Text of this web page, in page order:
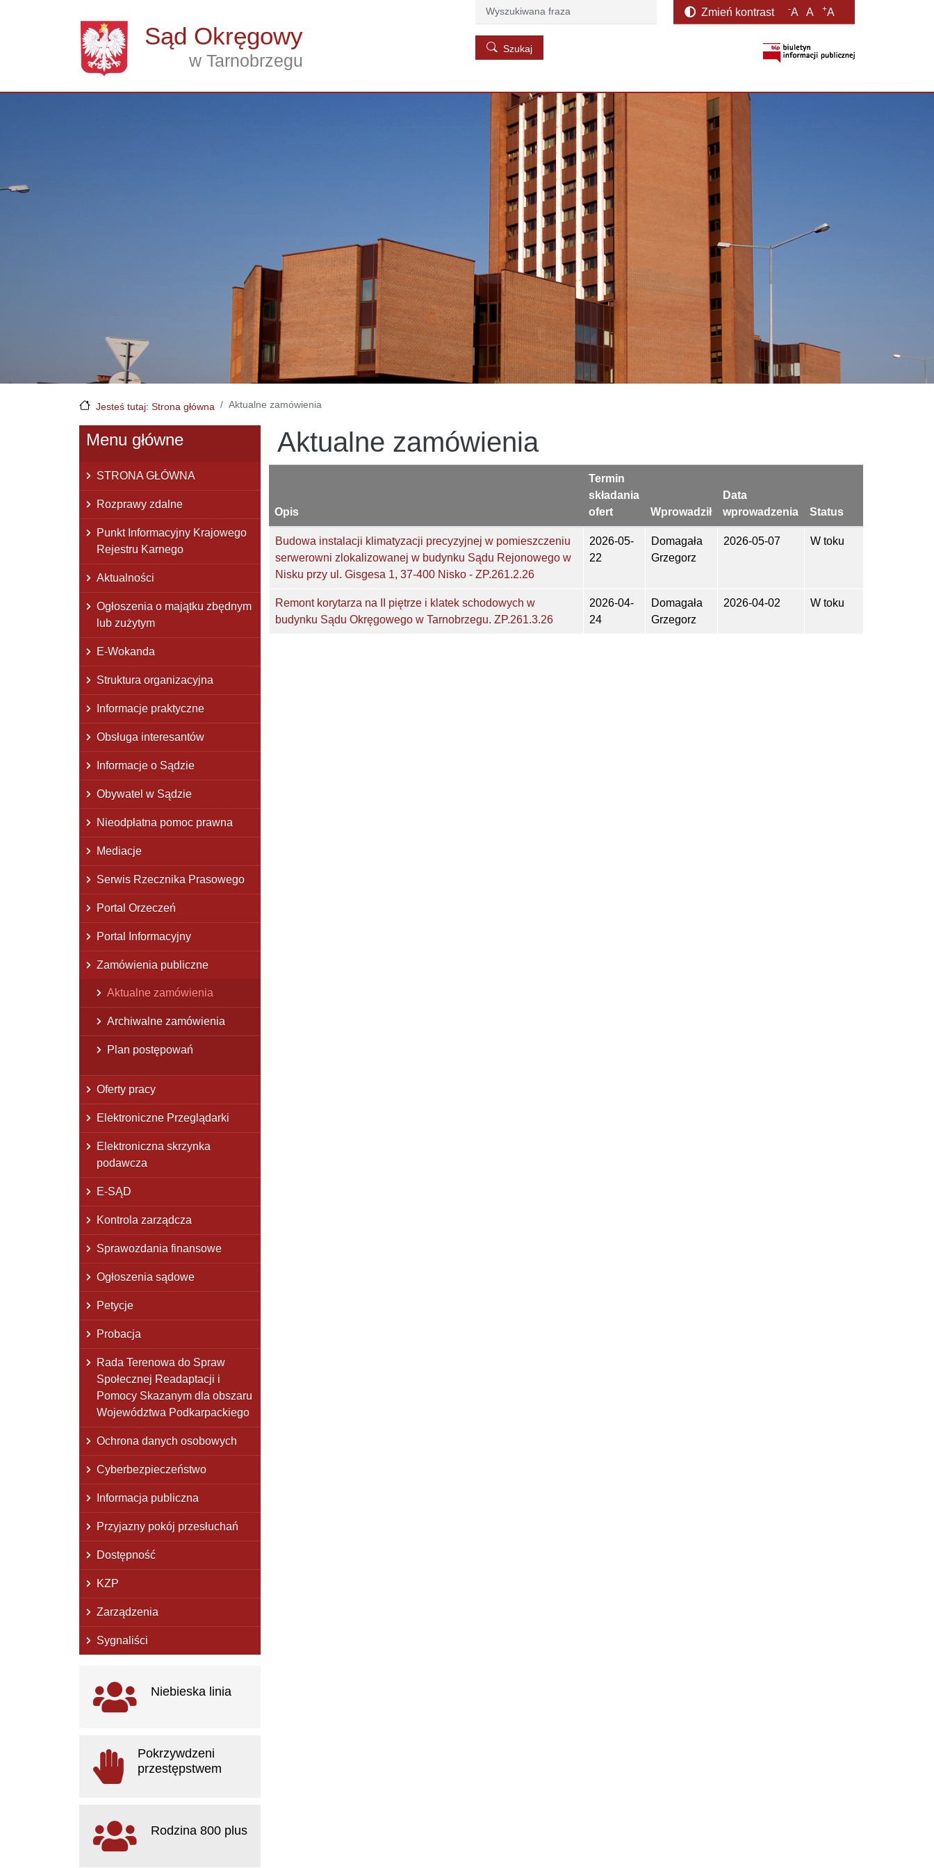
Sąd Okręgowy
w Tarnobrzegu
Szukaj
Szukaj
Zmień kontrast -A A +A
Jesteś tutaj: Strona główna Aktualne zamówienia
Aktualne zamówienia
Opis
Termin
składania
ofert
Wprowadził
Data
wprowadzenia
Status
Budowa instalacji klimatyzacji precyzyjnej w pomieszczeniu
serwerowni zlokalizowanej w budynku Sądu Rejonowego w
Nisku przy ul. Gisgesa 1, 37-400 Nisko - ZP.261.2.26
2026-05-
22
Domagała
Grzegorz
2026-05-07 W toku
Remont korytarza na II piętrze i klatek schodowych w
budynku Sądu Okręgowego w Tarnobrzegu. ZP.261.3.26
2026-04-
24
Domagała
Grzegorz
2026-04-02 W toku
Menu główne
STRONA GŁÓWNA
Rozprawy zdalne
Punkt Informacyjny Krajowego
Rejestru Karnego
Aktualności
Ogłoszenia o majątku zbędnym
lub zużytym
E-Wokanda
Struktura organizacyjna
Informacje praktyczne
Obsługa interesantów
Informacje o Sądzie
Obywatel w Sądzie
Nieodpłatna pomoc prawna
Mediacje
Serwis Rzecznika Prasowego
Portal Orzeczeń
Portal Informacyjny
Zamówienia publiczne
Aktualne zamówienia
Archiwalne zamówienia
Plan postępowań
Oferty pracy
Elektroniczne Przeglądarki
Elektroniczna skrzynka
podawcza
E-SĄD
Kontrola zarządcza
Sprawozdania finansowe
Ogłoszenia sądowe
Petycje
Probacja
Rada Terenowa do Spraw
Społecznej Readaptacji i
Pomocy Skazanym dla obszaru
Województwa Podkarpackiego
Ochrona danych osobowych
Cyberbezpieczeństwo
Informacja publiczna
Przyjazny pokój przesłuchań
Dostępność
KZP
Zarządzenia
Sygnaliści
Ważne linki
Niebieska linia
Pokrzywdzeni
przestępstwem
Rodzina 800 plus